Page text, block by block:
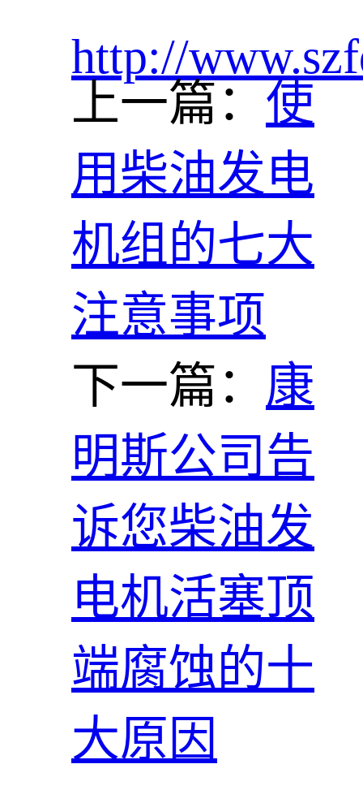
http://
上一篇： 使
用柴油发电
机组的七大
注意事项
下一篇： 康
明斯公司告
诉您柴油发
电机活塞顶
端腐蚀的十
大原因